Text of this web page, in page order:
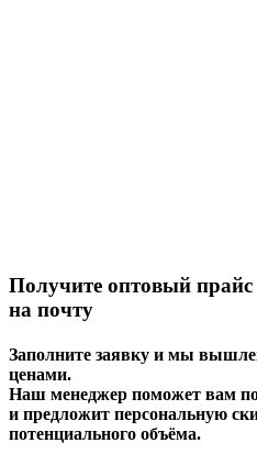
Получите оптовый
на почту
Заполните заявку и мы
ценами.
Наш менеджер поможет вам
и предложит персональную
потенциального объёма.